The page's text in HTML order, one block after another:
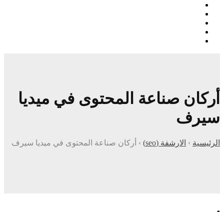
أركان صناعة المحتوى في ميديا
سيرف
الرئيسية › الارشفة (seo) › أركان صناعة المحتوى في ميديا سيرف